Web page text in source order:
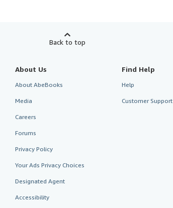
Back to top
About Us
About AbeBooks
Media
Careers
Forums
Privacy Policy
Your Ads Privacy Choices
Designated Agent
Accessibility
Find Help
Help
Customer Support